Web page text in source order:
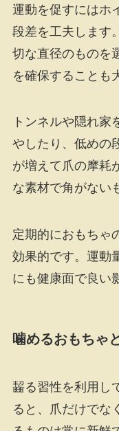
運動を促すにはホ
段差を工夫します
切な直径のものを
を確保することも
トンネルや隠れ家
やしたり、低めの
が増えて爪の摩耗
な素材で角がない
定期的におもちゃ
効果的です。運動
にも健康面で良い
噛めるおもちゃ
齧る習性を利用し
ると、爪だけでな